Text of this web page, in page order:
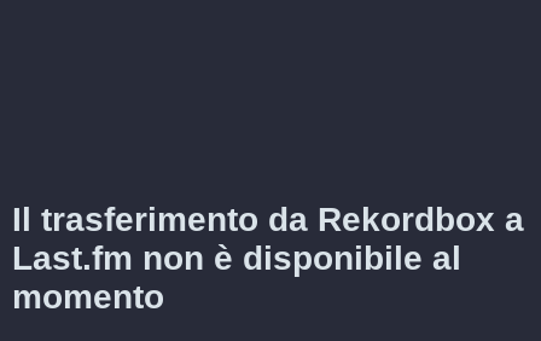
Il trasferimento da Rekordbox a
Last.fm non è disponibile al
momento